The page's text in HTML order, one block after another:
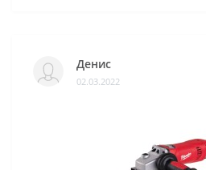
Денис
02.03.2022